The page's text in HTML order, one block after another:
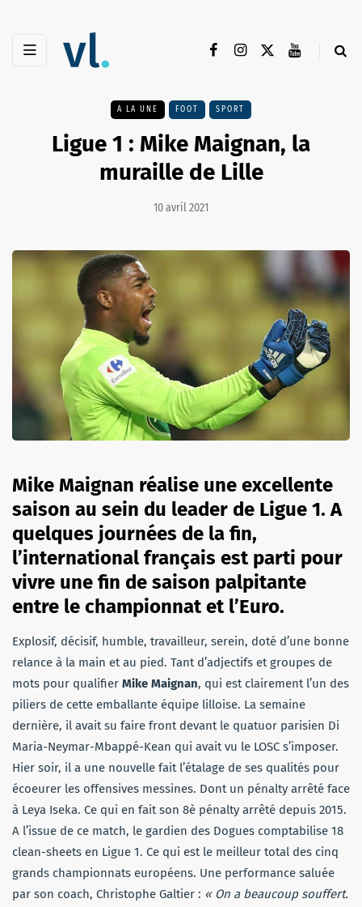
A LA UNE FOOT SPORT
Ligue 1 : Mike Maignan, la
muraille de Lille
10 avril 2021
Mike Maignan réalise une excellente
saison au sein du leader de Ligue 1. A
quelques journées de la fin,
l’international français est parti pour
vivre une fin de saison palpitante
entre le championnat et l’Euro.
Explosif, décisif, humble, travailleur, serein, doté d’une bonne
relance à la main et au pied. Tant d’adjectifs et groupes de
mots pour qualifier Mike Maignan, qui est clairement l’un des
piliers de cette emballante équipe lilloise. La semaine
dernière, il avait su faire front devant le quatuor parisien Di
Maria-Neymar-Mbappé-Kean qui avait vu le LOSC s’imposer.
Hier soir, il a une nouvelle fait l’étalage de ses qualités pour
écoeurer les offensives messines. Dont un pénalty arrêté face
à Leya Iseka. Ce qui en fait son 8è pénalty arrêté depuis 2015.
A l’issue de ce match, le gardien des Dogues comptabilise 18
clean-sheets en Ligue 1. Ce qui est le meilleur total des cinq
grands championnats européens. Une performance saluée
par son coach, Christophe Galtier : « On a beaucoup souffert.